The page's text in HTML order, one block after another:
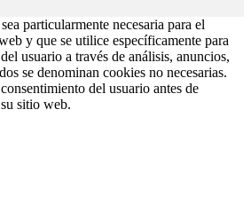
particularmente necesaria para el
y que se utilice específicamente para
usuario a través de análisis, anuncios,
se denominan cookies no necesarias.
del usuario antes de
sitio web.